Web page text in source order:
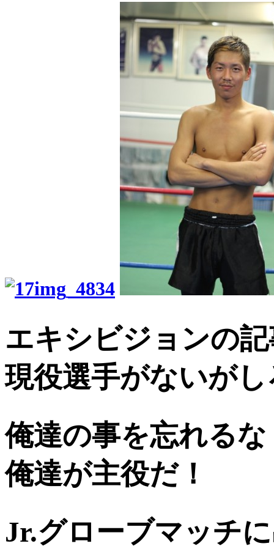
エキシビジョンの
現役選手がないが
俺達の事を忘れるな
俺達が主役だ！
Jr.グローブマッチ